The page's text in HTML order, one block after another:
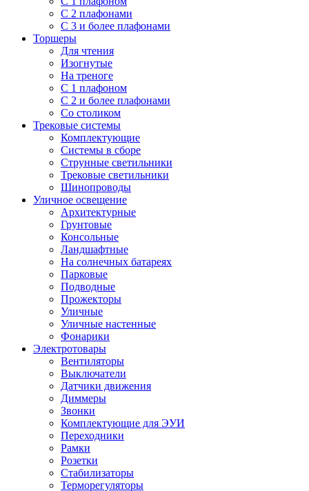
С 2 плафонами
С 3 и более плафонами
Торшеры
Для чтения
Изогнутые
На треноге
С 1 плафоном
С 2 и более плафонами
Со столиком
Трековые системы
Комплектующие
Системы в сборе
Струнные светильники
Трековые светильники
Шинопроводы
Уличное освещение
Архитектурные
Грунтовые
Консольные
Ландшафтные
На солнечных батареях
Парковые
Подводные
Прожекторы
Уличные
Уличные настенные
Фонарики
Электротовары
Вентиляторы
Выключатели
Датчики движения
Диммеры
Звонки
Комплектующие для ЭУИ
Переходники
Рамки
Розетки
Стабилизаторы
Терморегуляторы